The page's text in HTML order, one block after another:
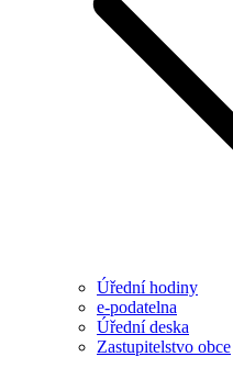
Úřední hodiny
e-podatelna
Úřední deska
Zastupitelstvo obce